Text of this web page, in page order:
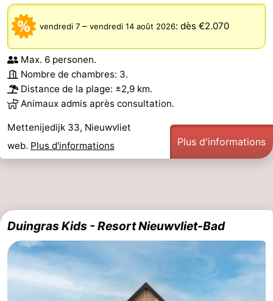
Nature
Het
Zwin
Flandre-
Occidentale
-
Bruges
-
Gand
La
côte
-
Knokke-
-
Blankenberge
-
Wenduine
Météo
Contact
vendredi 7 – vendredi 14 août 2026: dès €2.070
Max. 6 personen.
Nombre de chambres: 3.
Distance de la plage: ±2,9 km.
Animaux admis après consultation.
Mettenijedijk 33, Nieuwvliet
web. Plus d'informations Plus d'informations
Duingras Kids - Resort Nieuwvliet-Bad